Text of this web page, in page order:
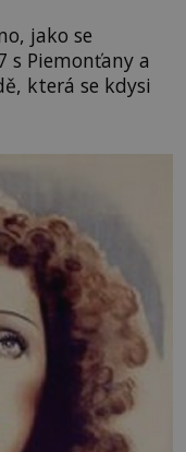
jako se
s Piemonťany a
která se kdysi